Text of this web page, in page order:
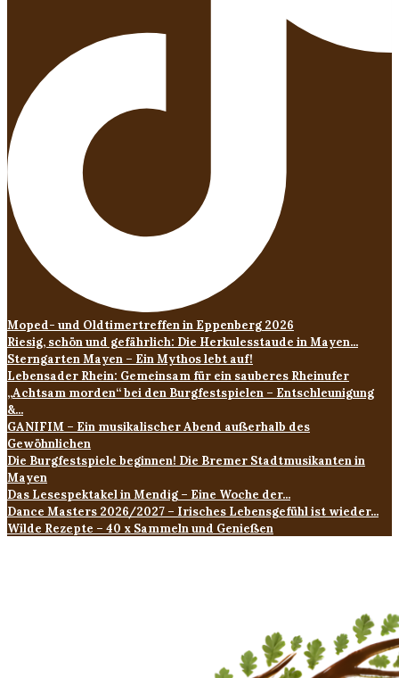
Moped- und Oldtimertreffen in Eppenberg 2026
Riesig, schön und gefährlich: Die Herkulesstaude in Mayen...
Sterngarten Mayen – Ein Mythos lebt auf!
Lebensader Rhein: Gemeinsam für ein sauberes Rheinufer
„Achtsam morden“ bei den Burgfestspielen – Entschleunigung
&...
GANIFIM – Ein musikalischer Abend außerhalb des
Gewöhnlichen
Die Burgfestspiele beginnen! Die Bremer Stadtmusikanten in
Mayen
Das Lesespektakel in Mendig – Eine Woche der...
Dance Masters 2026/2027 – Irisches Lebensgefühl ist wieder...
Wilde Rezepte – 40 x Sammeln und Genießen